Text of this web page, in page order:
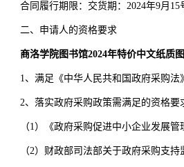
合同履行期限：交货期：2024年9月15
二、申请人的资格要求
商洛学院图书馆2024年特价中文纸质
1、满足《中华人民共和国政府采购法
2、落实政府采购政策需满足的资格要
（1）《政府采购促进中小企业发展
（2）财政部司法部关于政府采购支